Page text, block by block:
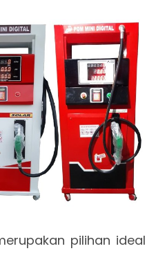
pilihan ideal